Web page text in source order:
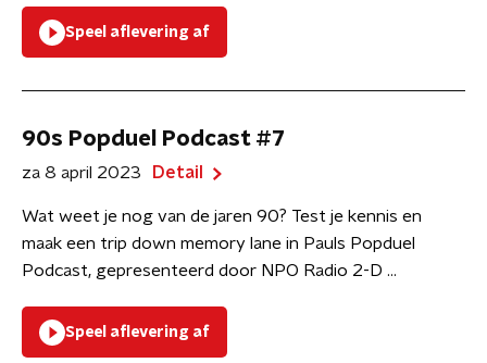
Speel aflevering af
90s Popduel Podcast #7
za 8 april 2023 Detail
Wat weet je nog van de jaren 90? Test je kennis en
maak een trip down memory lane in Pauls Popduel
Podcast, gepresenteerd door NPO Radio 2-D ...
Speel aflevering af